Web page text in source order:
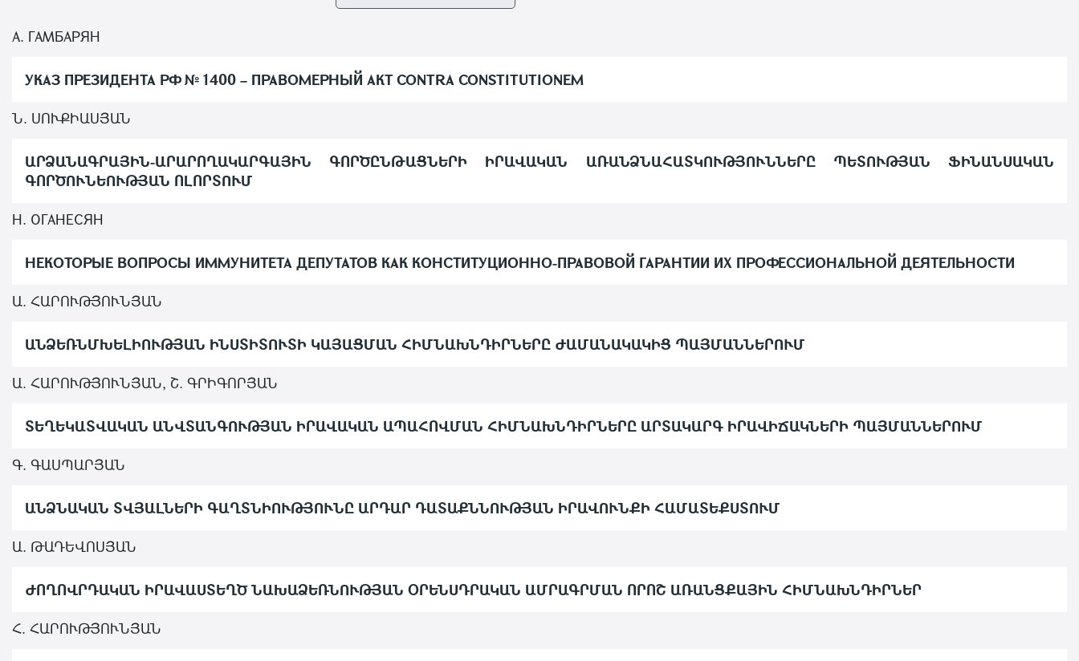
А. ГАМБАРЯН
УКАЗ ПРЕЗИДЕНТА РФ № 1400 – ПРАВОМЕРНЫЙ АКТ CONTRA CONSTITUTIONEM
Ն. ՍՈՒՔԻԱՍՅԱՆ
ԱՐՁԱՆԱԳՐԱՅԻՆ-ԱՐԱՐՈՂԱԿԱՐԳԱՅԻՆ ԳՈՐԾԸՆԹԱՑՆԵՐԻ ԻՐԱՎԱԿԱՆ ԱՌԱՆՁՆԱՀԱՏԿՈՒԹՅՈՒՆՆԵՐԸ ՊԵՏՈՒԹՅԱՆ ՖԻՆԱՆՍԱԿԱՆ
ԳՈՐԾՈՒՆԵՈՒԹՅԱՆ ՈԼՈՐՏՈՒՄ
Н. ОГАНЕСЯН
НЕКОТОРЫЕ ВОПРОСЫ ИММУНИТЕТА ДЕПУТАТОВ КАК КОНСТИТУЦИОННО-ПРАВОВОЙ ГАРАНТИИ ИХ ПРОФЕССИОНАЛЬНОЙ ДЕЯТЕЛЬНОСТИ
Ա. ՀԱՐՈՒԹՅՈՒՆՅԱՆ
ԱՆՁԵՌՆՄԽԵԼԻՈՒԹՅԱՆ ԻՆՍՏԻՏՈՒՏԻ ԿԱՅԱՑՄԱՆ ՀԻՄՆԱԽՆԴԻՐՆԵՐԸ ԺԱՄԱՆԱԿԱԿԻՑ ՊԱՅՄԱՆՆԵՐՈՒՄ
Ա. ՀԱՐՈՒԹՅՈՒՆՅԱՆ, Շ. ԳՐԻԳՈՐՅԱՆ
ՏԵՂԵԿԱՏՎԱԿԱՆ ԱՆՎՏԱՆԳՈՒԹՅԱՆ ԻՐԱՎԱԿԱՆ ԱՊԱՀՈՎՄԱՆ ՀԻՄՆԱԽՆԴԻՐՆԵՐԸ ԱՐՏԱԿԱՐԳ ԻՐԱՎԻՃԱԿՆԵՐԻ ՊԱՅՄԱՆՆԵՐՈՒՄ
Գ. ԳԱՍՊԱՐՅԱՆ
ԱՆՁՆԱԿԱՆ ՏՎՅԱԼՆԵՐԻ ԳԱՂՏՆԻՈՒԹՅՈՒՆԸ ԱՐԴԱՐ ԴԱՏԱՔՆՆՈՒԹՅԱՆ ԻՐԱՎՈՒՆՔԻ ՀԱՄԱՏԵՔՍՏՈՒՄ
Ա. ԹԱԴԵՎՈՍՅԱՆ
ԺՈՂՈՎՐԴԱԿԱՆ ԻՐԱՎԱՍՏԵՂԾ ՆԱԽԱՁԵՌՆՈՒԹՅԱՆ ՕՐԵՆՍԴՐԱԿԱՆ ԱՄՐԱԳՐՄԱՆ ՈՐՈՇ ԱՌԱՆՑՔԱՅԻՆ ՀԻՄՆԱԽՆԴԻՐՆԵՐ
Հ. ՀԱՐՈՒԹՅՈՒՆՅԱՆ